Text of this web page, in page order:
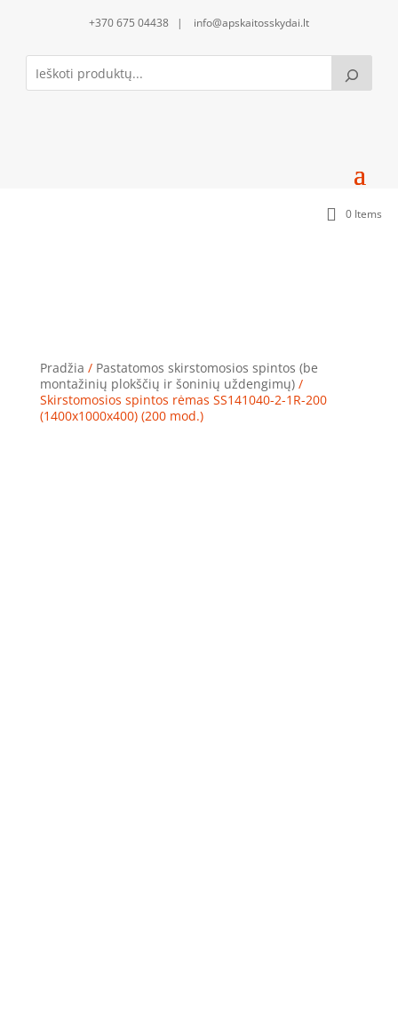
+370 675 04438 | info@apskaitosskydai.lt
0 Items
Pradžia / Pastatomos skirstomosios spintos (be
montažinių plokščių ir šoninių uždengimų)/
Skirstomosios spintos rėmas SS141040-2-1R-200
(1400x1000x400) (200 mod.)